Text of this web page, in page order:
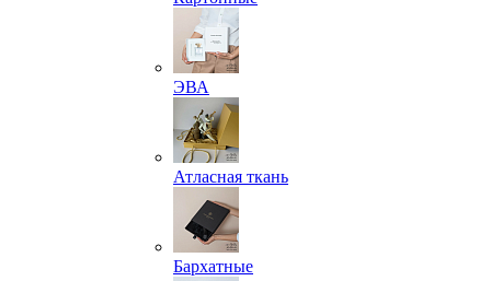
ЭВА
Атласная ткань
Бархатные